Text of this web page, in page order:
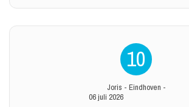
10
Joris - Eindhoven -
06 juli 2026